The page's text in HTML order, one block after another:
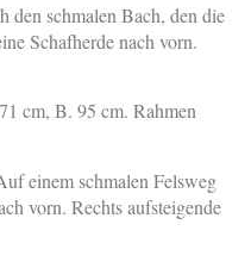
den schmalen Bach, den die
Schafherde nach vorn.
cm, B. 95 cm. Rahmen
einem schmalen Felsweg
vorn. Rechts aufsteigende